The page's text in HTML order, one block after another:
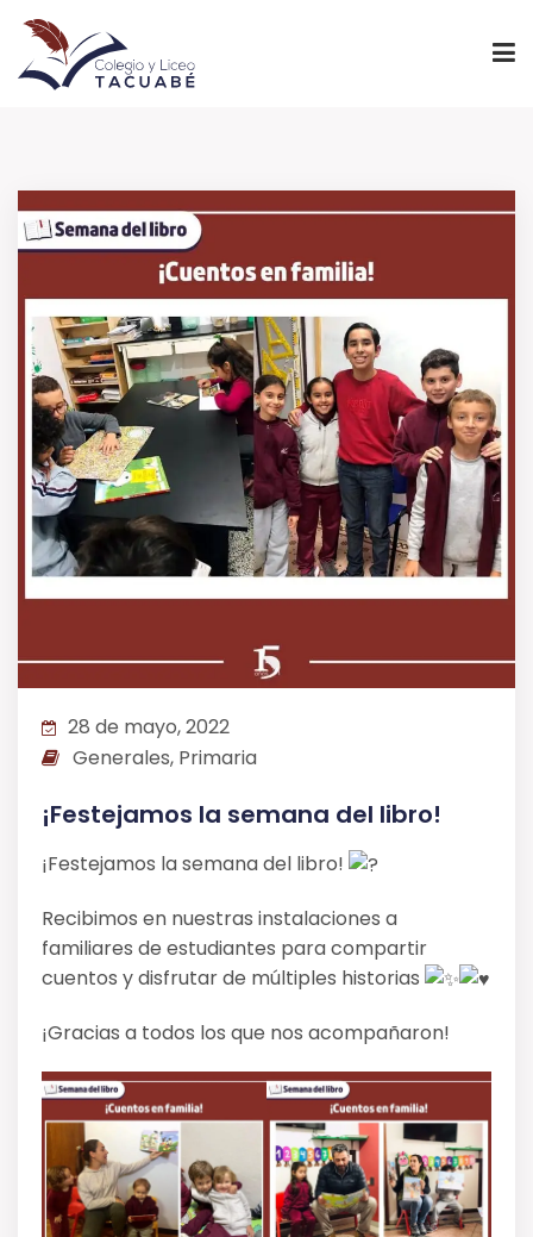
PROYECTO EDUCATIVO
NIVELES
INSTITUCIONAL
ADMINISTRACIÓN
28 de mayo, 2022
Generales, Primaria
¡Festejamos la semana del libro!
¡Festejamos la semana del libro!
Recibimos en nuestras instalaciones a
familiares de estudiantes para compartir
cuentos y disfrutar de múltiples historias
¡Gracias a todos los que nos acompañaron!